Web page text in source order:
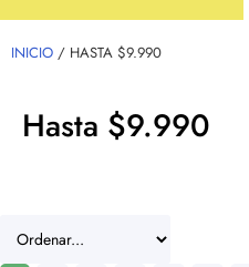
INICIO / HASTA $9.990
Hasta $9.990